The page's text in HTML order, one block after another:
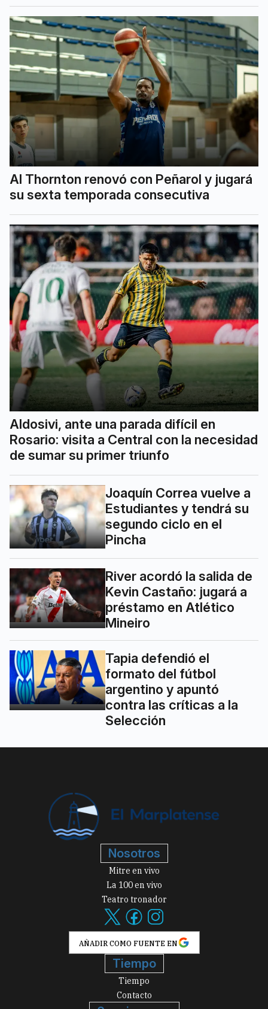
Al Thornton renovó con Peñarol y jugará
su sexta temporada consecutiva
Aldosivi, ante una parada difícil en
Rosario: visita a Central con la necesidad
de sumar su primer triunfo
Joaquín Correa vuelve a
Estudiantes y tendrá su
segundo ciclo en el
Pincha
River acordó la salida de
Kevin Castaño: jugará a
préstamo en Atlético
Mineiro
Tapia defendió el
formato del fútbol
argentino y apuntó
contra las críticas a la
Selección
Nosotros
Mitre en vivo
La 100 en vivo
Teatro tronador
AÑADIR COMO FUENTE EN
Tiempo
Tiempo
Contacto